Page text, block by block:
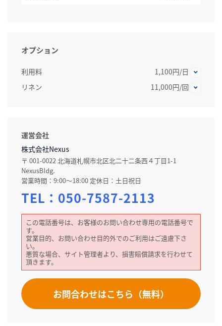
オプション
利用料
1,100円/日
リネン
11,000円/回
運営会社
株式会社Nexus
〒 001-0022 北海道札幌市北区北二十二条西４丁目1-1
NexusBldg.
営業時間：9:00～18:00 定休日：土日祝日
TEL： 050-7587-2113
この電話番号は、お客様のお問い合わせ専用の電話番号で
す。
営業目的、お問い合わせ目的外でのご利用はご遠慮下さ
い。
悪質な場合、サイト管理者より、損害賠償請求を行わせて
頂きます。
お問合わせはこちら（無料）